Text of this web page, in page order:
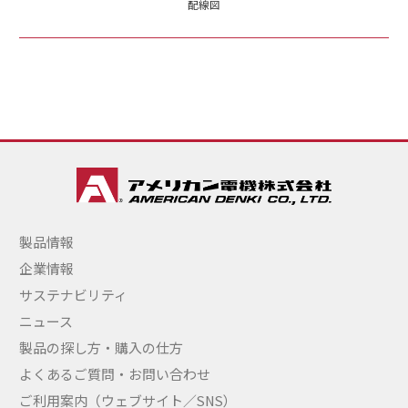
配線図
製品情報
企業情報
サステナビリティ
ニュース
製品の探し方・購入の仕方
よくあるご質問・お問い合わせ
ご利用案内（ウェブサイト／SNS）